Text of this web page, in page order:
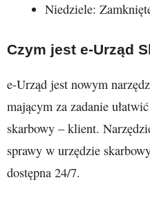
Niedziele:
Czym jest e-Urząd
e-Urząd jest nowym
mającym za zadanie
skarbowy – klient.
sprawy w urzędzie
dostępna 24/7.